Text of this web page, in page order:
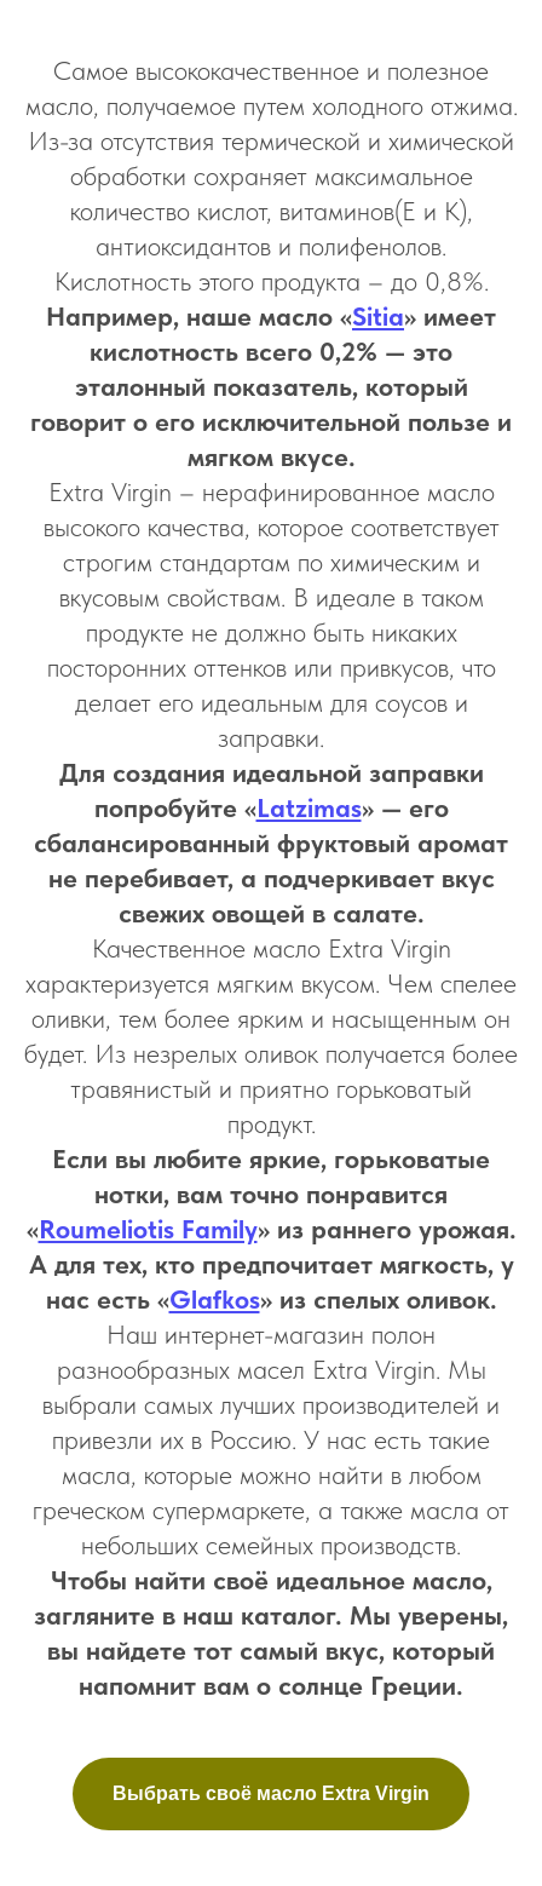
Самое высококачественное и полезное
масло, получаемое путем холодного отжима.
Из-за отсутствия термической и химической
обработки сохраняет максимальное
количество кислот, витаминов(Е и К),
антиоксидантов и полифенолов.
Кислотность этого продукта – до 0,8%.
Например, наше масло «Sitia» имеет
кислотность всего 0,2% — это
эталонный показатель, который
говорит о его исключительной пользе и
мягком вкусе.
Extra Virgin – нерафинированное масло
высокого качества, которое соответствует
строгим стандартам по химическим и
вкусовым свойствам. В идеале в таком
продукте не должно быть никаких
посторонних оттенков или привкусов, что
делает его идеальным для соусов и
заправки.
Для создания идеальной заправки
попробуйте «Latzimas» — его
сбалансированный фруктовый аромат
не перебивает, а подчеркивает вкус
свежих овощей в салате.
Качественное масло Extra Virgin
характеризуется мягким вкусом. Чем спелее
оливки, тем более ярким и насыщенным он
будет. Из незрелых оливок получается более
травянистый и приятно горьковатый
продукт.
Если вы любите яркие, горьковатые
нотки, вам точно понравится
«Roumeliotis Family» из раннего урожая.
А для тех, кто предпочитает мягкость, у
нас есть «Glafkos» из спелых оливок.
Наш интернет-магазин полон
разнообразных масел Extra Virgin. Мы
выбрали самых лучших производителей и
привезли их в Россию. У нас есть такие
масла, которые можно найти в любом
греческом супермаркете, а также масла от
небольших семейных производств.
Чтобы найти своё идеальное масло,
загляните в наш каталог. Мы уверены,
вы найдете тот самый вкус, который
напомнит вам о солнце Греции.
Выбрать своё масло Extra Virgin